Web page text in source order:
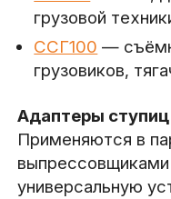
грузовой
ССГ100 —
грузовиков,
Адаптеры
Применяются в
универсальную